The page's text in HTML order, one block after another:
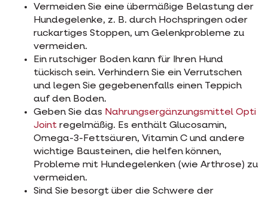
Vermeiden Sie eine übermäßige Belastung der
Hundegelenke, z. B. durch Hochspringen oder
ruckartiges Stoppen, um Gelenkprobleme zu
vermeiden.
Ein rutschiger Boden kann für Ihren Hund
tückisch sein. Verhindern Sie ein Verrutschen
und legen Sie gegebenenfalls einen Teppich
auf den Boden.
Geben Sie das Nahrungsergänzungsmittel Opti
Joint regelmäßig. Es enthält Glucosamin,
Omega-3-Fettsäuren, Vitamin C und andere
wichtige Bausteinen, die helfen können,
Probleme mit Hundegelenken (wie Arthrose) zu
vermeiden.
Sind Sie besorgt über die Schwere der